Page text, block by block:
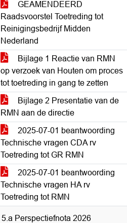
GEAMENDEERD
Raadsvoorstel Toetreding tot
Reinigingsbedrijf Midden
Nederland
Bijlage 1 Reactie van RMN
op verzoek van Houten om proces
tot toetreding in gang te zetten
Bijlage 2 Presentatie van de
RMN aan de directie
2025-07-01 beantwoording
Technische vragen CDA rv
Toetreding tot GR RMN
2025-07-01 beantwoording
Technische vragen HA rv
Toetreding tot RMN
5.a Perspectiefnota 2026